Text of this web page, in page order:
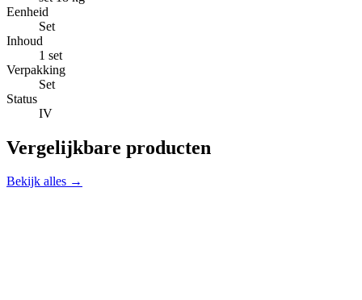
Eenheid
Set
Inhoud
1 set
Verpakking
Set
Status
IV
Vergelijkbare producten
Bekijk alles →